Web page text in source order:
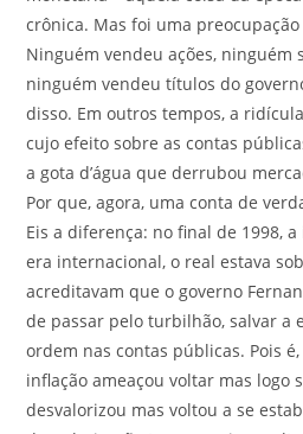
crônica. Mas foi uma
Ninguém vendeu ações, ninguém
ninguém vendeu títulos do
disso. Em outros tempos, a
cujo efeito sobre as contas
a gota d’água que derrubou
Por que, agora, uma conta de
Eis a diferença: no final de 1998,
era internacional, o real estava
acreditavam que o governo
de passar pelo turbilhão, salvar a
ordem nas contas públicas. Pois
inflação ameaçou voltar mas logo
desvalorizou mas voltou a se